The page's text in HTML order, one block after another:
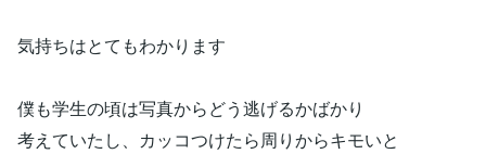
気持ちはとてもわかります
僕も学生の頃は写真からどう逃げるかばかり
考えていたし、カッコつけたら周りからキモいと